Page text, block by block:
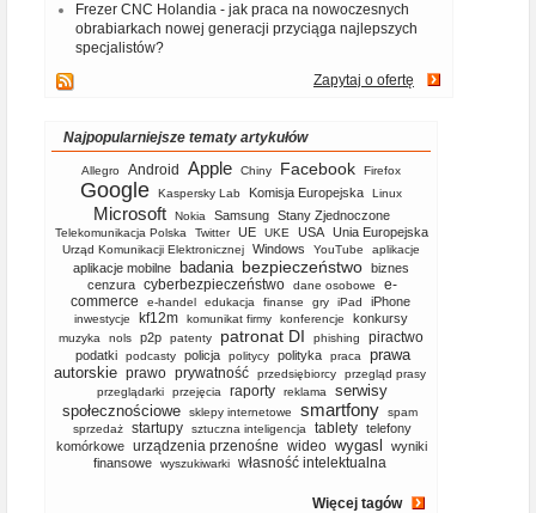
Frezer CNC Holandia - jak praca na nowoczesnych
obrabiarkach nowej generacji przyciąga najlepszych
specjalistów?
Zapytaj o ofertę
Najpopularniejsze tematy artykułów
Allegro Android Apple Chiny Facebook Firefox
Google Kaspersky Lab Komisja Europejska Linux
Microsoft Nokia Samsung Stany Zjednoczone
Telekomunikacja Polska Twitter UE UKE USA Unia Europejska
Urząd Komunikacji Elektronicznej Windows YouTube aplikacje
aplikacje mobilne badania bezpieczeństwo biznes
cenzura cyberbezpieczeństwo dane osobowe
e-
commerce
e-handel edukacja finanse gry iPad iPhone
inwestycje kf12m komunikat firmy konferencje konkursy
muzyka nols p2p patenty patronat DI phishing piractwo
podatki podcasty policja politycy polityka praca
prawa
autorskie prawo prywatność przedsiębiorcy
przegląd prasy
przeglądarki
przejęcia raporty reklama
serwisy
społecznościowe
sklepy internetowe smartfony
spam
sprzedaż
startupy sztuczna inteligencja tablety telefony
komórkowe
urządzenia przenośne wideo wygasl
wyniki
finansowe
wyszukiwarki własność intelektualna
Więcej tagów